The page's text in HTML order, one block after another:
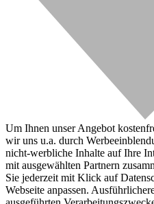
Um Ihnen unser Angebot
wir uns u.a. durch
nicht-werbliche Inhalte auf Ihre
mit ausgewählten Partnern
Sie jederzeit mit Klick auf
Webseite anpassen.